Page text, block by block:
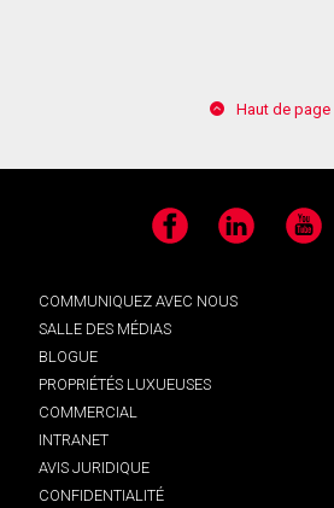
Haut de page
Facebook LinkedIn YouTube
COMMUNIQUEZ AVEC NOUS
SALLE DES MÉDIAS
BLOGUE
PROPRIÉTÉS LUXUEUSES
COMMERCIAL
INTRANET
AVIS JURIDIQUE
CONFIDENTIALITÉ